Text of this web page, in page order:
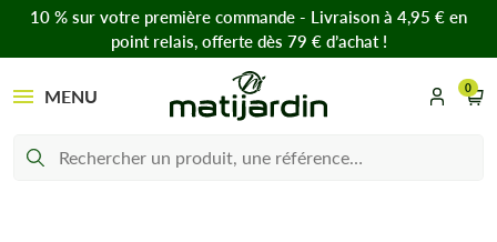
10 % sur votre première commande - Livraison à 4,95 € en
point relais, offerte dès 79 € d’achat !
MENU 0